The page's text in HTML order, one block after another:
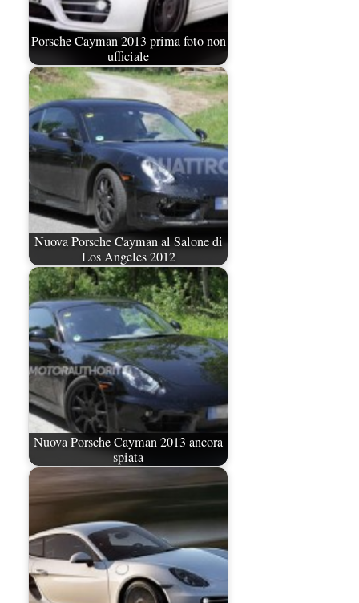
Porsche Cayman 2013 prima foto non
ufficiale
Nuova Porsche Cayman al Salone di
Los Angeles 2012
Nuova Porsche Cayman 2013 ancora
spiata